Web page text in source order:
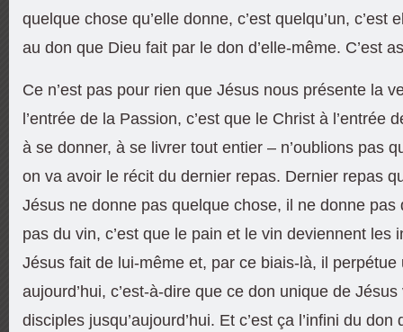
quelque chose qu’elle donne, c’est quelqu’un, c’est
au don que Dieu fait par le don d’elle-même. C’est
Ce n’est pas pour rien que Jésus nous présente la
l’entrée de la Passion, c’est que le Christ à l’entrée
à se donner, à se livrer tout entier – n’oublions pas
on va avoir le récit du dernier repas. Dernier repas
Jésus ne donne pas quelque chose, il ne donne pas
pas du vin, c’est que le pain et le vin deviennent les
Jésus fait de lui-même et, par ce biais-là, il perpétue
aujourd’hui, c’est-à-dire que ce don unique de
disciples jusqu’aujourd’hui. Et c’est ça l’infini du don